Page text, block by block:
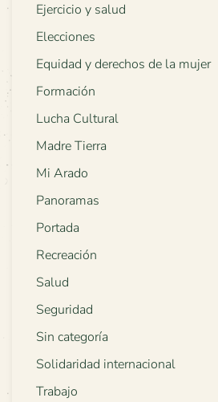
Ejercicio y salud
Elecciones
Equidad y derechos de la mujer
Formación
Lucha Cultural
Madre Tierra
Mi Arado
Panoramas
Portada
Recreación
Salud
Seguridad
Sin categoría
Solidaridad internacional
Trabajo